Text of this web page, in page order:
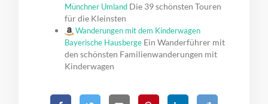
Münchner Umland Die 39 schönsten Touren
für die Kleinsten
Wanderungen mit dem Kinderwagen
Bayerische Hausberge Ein Wanderführer mit
den schönsten Familienwanderungen mit
Kinderwagen